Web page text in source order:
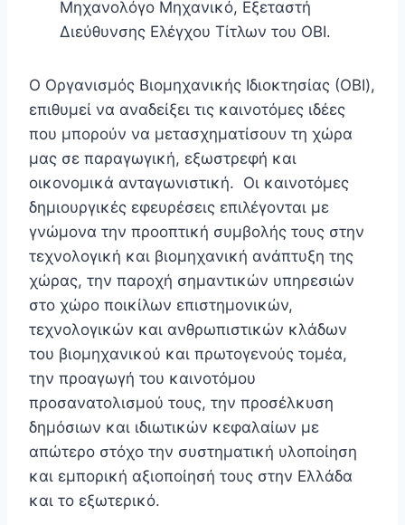
Μηχανολόγο Μηχανικό, Εξεταστή
Διεύθυνσης Ελέγχου Τίτλων του ΟΒΙ.
Ο Οργανισμός Βιομηχανικής Ιδιοκτησίας (ΟΒΙ),
επιθυμεί να αναδείξει τις καινοτόμες ιδέες
που μπορούν να μετασχηματίσουν τη χώρα
μας σε παραγωγική, εξωστρεφή και
οικονομικά ανταγωνιστική. Οι καινοτόμες
δημιουργικές εφευρέσεις επιλέγονται με
γνώμονα την προοπτική συμβολής τους στην
τεχνολογική και βιομηχανική ανάπτυξη της
χώρας, την παροχή σημαντικών υπηρεσιών
στο χώρο ποικίλων επιστημονικών,
τεχνολογικών και ανθρωπιστικών κλάδων
του βιομηχανικού και πρωτογενούς τομέα,
την προαγωγή του καινοτόμου
προσανατολισμού τους, την προσέλκυση
δημόσιων και ιδιωτικών κεφαλαίων με
απώτερο στόχο την συστηματική υλοποίηση
και εμπορική αξιοποίησή τους στην Ελλάδα
και το εξωτερικό.